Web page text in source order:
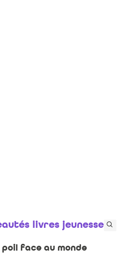
livres jeunesse
poil face au monde